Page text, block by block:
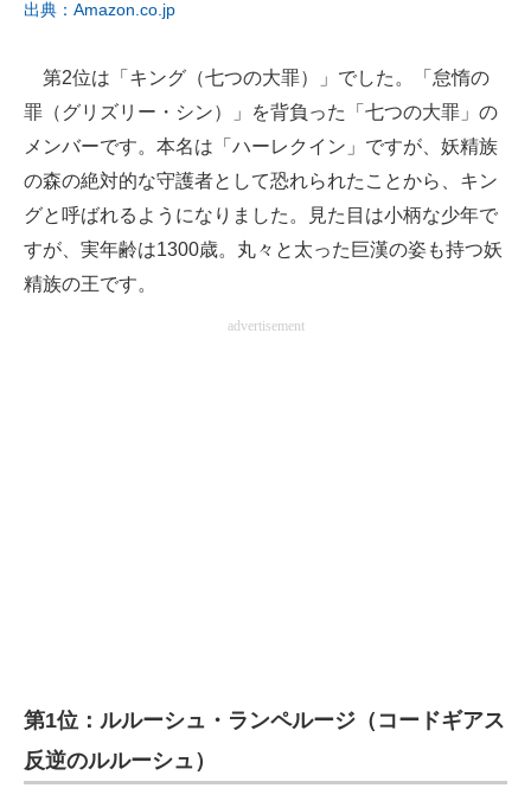
出典：Amazon.co.jp
第2位は「キング（七つの大罪）」でした。「怠惰の
罪（グリズリー・シン）」を背負った「七つの大罪」の
メンバーです。本名は「ハーレクイン」ですが、妖精族
の森の絶対的な守護者として恐れられたことから、キン
グと呼ばれるようになりました。見た目は小柄な少年で
すが、実年齢は1300歳。丸々と太った巨漢の姿も持つ妖
精族の王です。
advertisement
第1位：ルルーシュ・ランペルージ（コードギアス
反逆のルルーシュ）